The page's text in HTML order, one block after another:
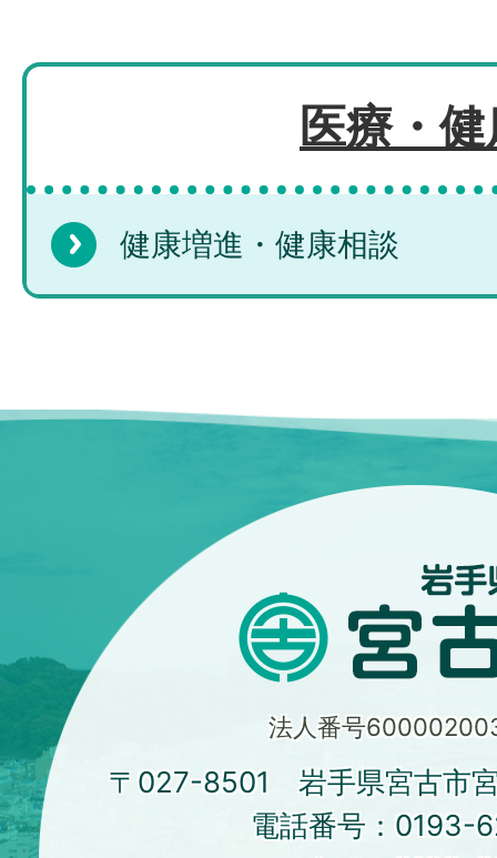
医療・
健康増進・健康相談
法人番号
〒027-8501 岩手県宮古市
電話番号： 0193-